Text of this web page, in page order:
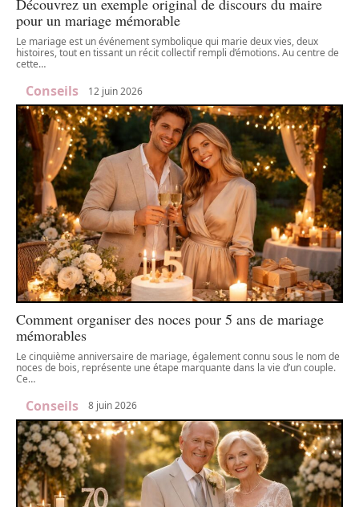
Découvrez un exemple original de discours du maire
pour un mariage mémorable
Le mariage est un événement symbolique qui marie deux vies, deux
histoires, tout en tissant un récit collectif rempli d’émotions. Au centre de
cette…
Conseils 12 juin 2026
Comment organiser des noces pour 5 ans de mariage
mémorables
Le cinquième anniversaire de mariage, également connu sous le nom de
noces de bois, représente une étape marquante dans la vie d’un couple.
Ce…
Conseils 8 juin 2026